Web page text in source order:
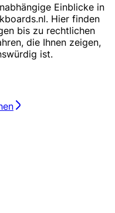
Einblicke in
Hier finden
bis zu rechtlichen
die Ihnen zeigen,
ist.